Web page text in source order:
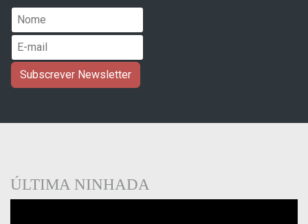
ÚLTIMA NINHADA